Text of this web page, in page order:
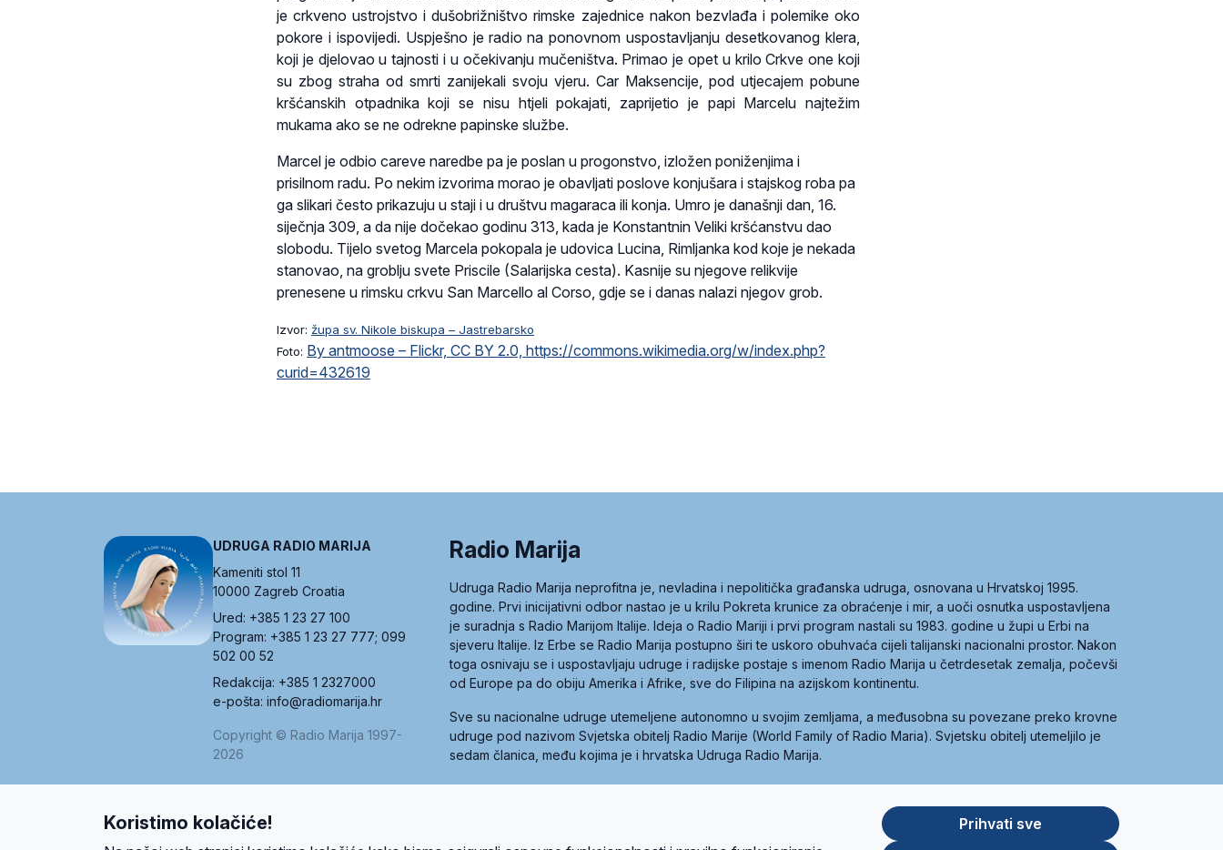
je crkveno ustrojstvo i dušobrižništvo rimske zajednice nakon bezvlađa i polemike oko
pokore i ispovijedi. Uspješno je radio na ponovnom uspostavljanju desetkovanog klera,
koji je djelovao u tajnosti i u očekivanju mučeništva. Primao je opet u krilo Crkve one koji
su zbog straha od smrti zanijekali svoju vjeru. Car Maksencije, pod utjecajem pobune
kršćanskih otpadnika koji se nisu htjeli pokajati, zaprijetio je papi Marcelu najtežim
mukama ako se ne odrekne papinske službe.
Marcel je odbio careve naredbe pa je poslan u progonstvo, izložen poniženjima i
prisilnom radu. Po nekim izvorima morao je obavljati poslove konjušara i stajskog roba pa
ga slikari često prikazuju u staji i u društvu magaraca ili konja. Umro je današnji dan, 16.
siječnja 309, a da nije dočekao godinu 313, kada je Konstantnin Veliki kršćanstvu dao
slobodu. Tijelo svetog Marcela pokopala je udovica Lucina, Rimljanka kod koje je nekada
stanovao, na groblju svete Priscile (Salarijska cesta). Kasnije su njegove relikvije
prenesene u rimsku crkvu San Marcello al Corso, gdje se i danas nalazi njegov grob.
Izvor: župa sv. Nikole biskupa – Jastrebarsko
Foto: By antmoose – Flickr, CC BY 2.0, https://commons.wikimedia.org/w/index.php?
curid=432619
UDRUGA RADIO MARIJA
Kameniti stol 11
10000 Zagreb Croatia
Ured: +385 1 23 27 100
Program: +385 1 23 27 777; 099
502 00 52
Redakcija: +385 1 2327000
e-pošta: info@radiomarija.hr
Copyright © Radio Marija 1997-
2026
Radio Marija
Udruga Radio Marija neprofitna je, nevladina i nepolitička građanska udruga, osnovana u Hrvatskoj 1995.
godine. Prvi inicijativni odbor nastao je u krilu Pokreta krunice za obraćenje i mir, a uoči osnutka uspostavljena
je suradnja s Radio Marijom Italije. Ideja o Radio Mariji i prvi program nastali su 1983. godine u župi u Erbi na
sjeveru Italije. Iz Erbe se Radio Marija postupno širi te uskoro obuhvaća cijeli talijanski nacionalni prostor. Nakon
toga osnivaju se i uspostavljaju udruge i radijske postaje s imenom Radio Marija u četrdesetak zemalja, počevši
od Europe pa do obiju Amerika i Afrike, sve do Filipina na azijskom kontinentu.
Sve su nacionalne udruge utemeljene autonomno u svojim zemljama, a međusobna su povezane preko krovne
udruge pod nazivom Svjetska obitelj Radio Marije (World Family of Radio Maria). Svjetsku obitelj utemeljilo je
sedam članica, među kojima je i hrvatska Udruga Radio Marija.
Koristimo kolačiće!
Prihvati sve